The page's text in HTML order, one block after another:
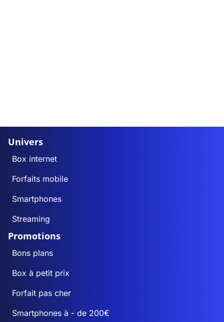
Univers
Box internet
Forfaits mobile
Smartphones
Streaming
Promotions
Bons plans
Box à petit prix
Forfait pas cher
Smartphones à - de 200€